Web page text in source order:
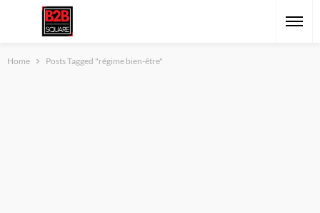
Home Posts Tagged "régime bien-être"